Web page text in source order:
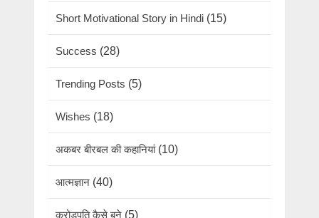
Short Motivational Story in Hindi (15)
Success (28)
Trending Posts (5)
Wishes (18)
अकबर बीरबल की कहानियां(10)
आत्मज्ञान (40)
करोड़पति कैसे बने (5)